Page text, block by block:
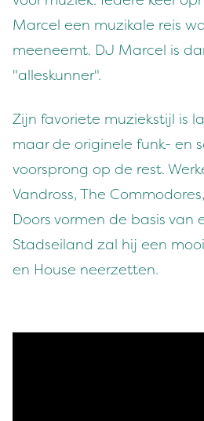
Marcel een muzikale reis
meeneemt. DJ Marcel is
"alleskunner".
Zijn favoriete muziekstijl is
maar de originele funk- en
voorsprong op de rest.
Vandross, The
Doors vormen de basis van
Stadseiland zal hij een
en House neerzetten.